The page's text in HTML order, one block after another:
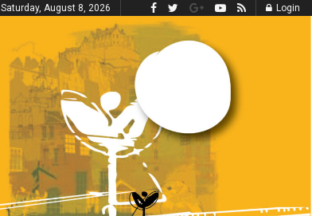
Saturday, August 8, 2026 Login